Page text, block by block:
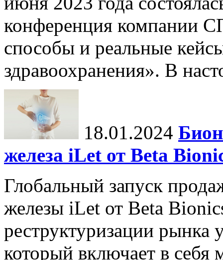
конференция компании
способы и реальные
здравоохранения». В
18.01.2024
железа iLet от Beta
Глобальный запуск
железы iLet от Beta
реструктуризации рынка
который включает в